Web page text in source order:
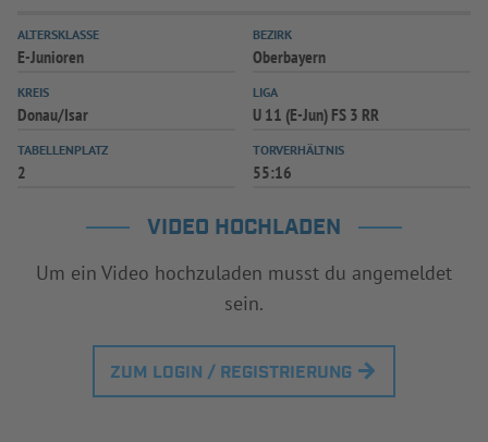
ALTERSKLASSE
E-Junioren
BEZIRK
Oberbayern
KREIS
Donau/Isar
LIGA
U 11 (E-Jun) FS 3 RR
TABELLENPLATZ
2
TORVERHÄLTNIS
55:16
VIDEO HOCHLADEN
Um ein Video hochzuladen musst du angemeldet
sein.
ZUM LOGIN / REGISTRIERUNG